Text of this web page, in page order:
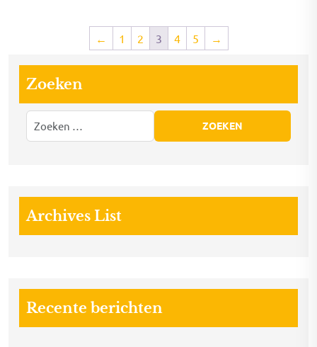
← 1 2 3 4 5 →
Zoeken
Archives List
Recente berichten